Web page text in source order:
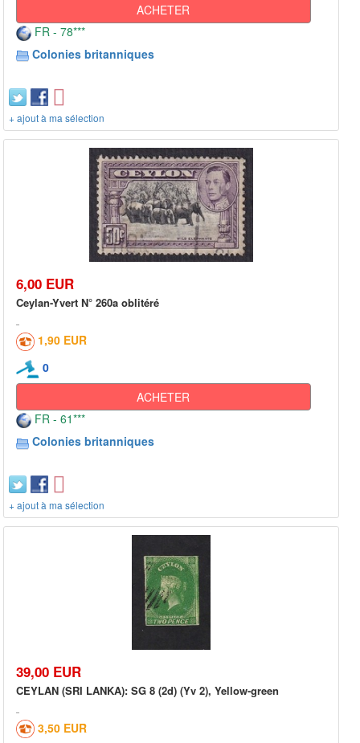
ACHETER
FR - 78***
Colonies britanniques
+ ajout à ma sélection
6,00 EUR
Ceylan-Yvert N° 260a oblitéré
1,90 EUR
0
ACHETER
FR - 61***
Colonies britanniques
+ ajout à ma sélection
39,00 EUR
CEYLAN (SRI LANKA): SG 8 (2d) (Yv 2), Yellow-green
3,50 EUR